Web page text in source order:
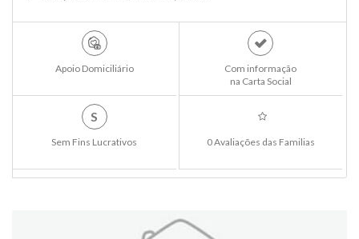
Apoio Domiciliário
Com informação
na Carta Social
S
Sem Fins Lucrativos 0 Avaliações das Familias